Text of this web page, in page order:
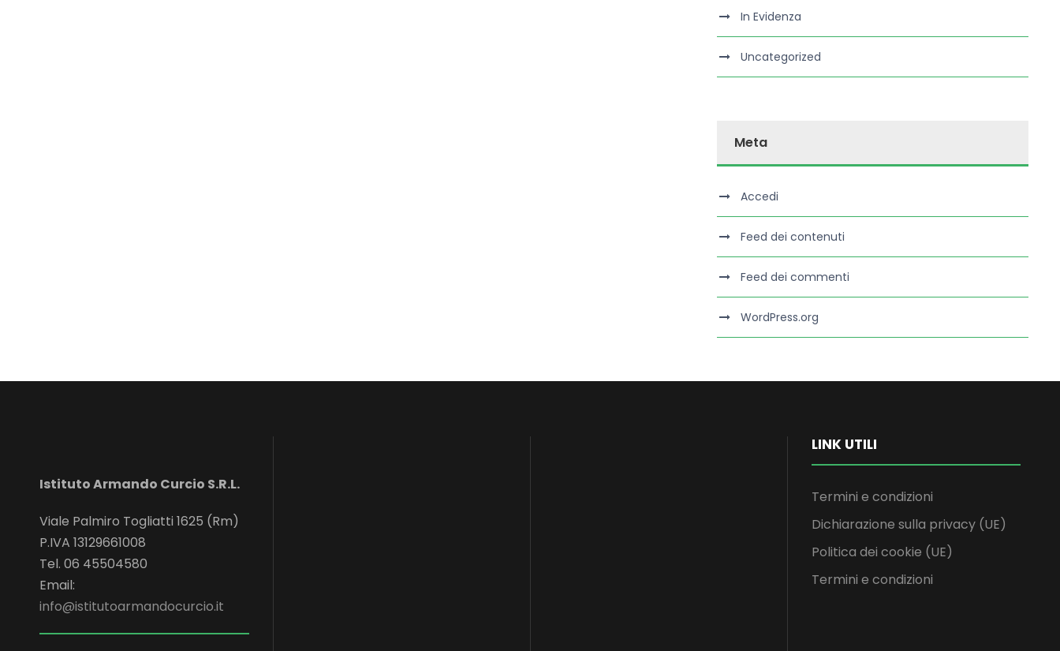
In Evidenza
Uncategorized
Meta
Accedi
Feed dei contenuti
Feed dei commenti
WordPress.org
Istituto Armando Curcio S.R.L.
Viale Palmiro Togliatti 1625 (Rm)
P.IVA 13129661008
Tel. 06 45504580
Email:
info@istitutoarmandocurcio.it
LINK UTILI
Termini e condizioni
Dichiarazione sulla privacy (UE)
Politica dei cookie (UE)
Termini e condizioni